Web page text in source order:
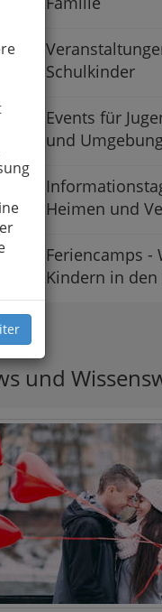
Schulkinder
Events für
und
Heimen und
Feriencamps
Kindern in den
und